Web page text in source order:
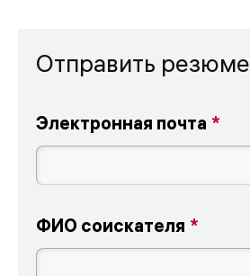
Отправить резюме
Электронная почта
ФИО соискателя